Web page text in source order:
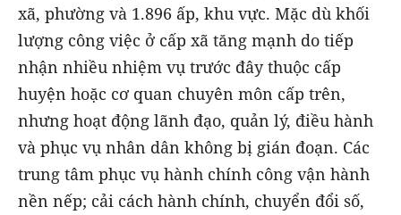
xã, phường và 1.896 ấp, khu vực. Mặc dù khối
lượng công việc ở cấp xã tăng mạnh do tiếp
nhận nhiều nhiệm vụ trước đây thuộc cấp
huyện hoặc cơ quan chuyên môn cấp trên,
nhưng hoạt động lãnh đạo, quản lý, điều hành
và phục vụ nhân dân không bị gián đoạn. Các
trung tâm phục vụ hành chính công vận hành
nền nếp; cải cách hành chính, chuyển đổi số,